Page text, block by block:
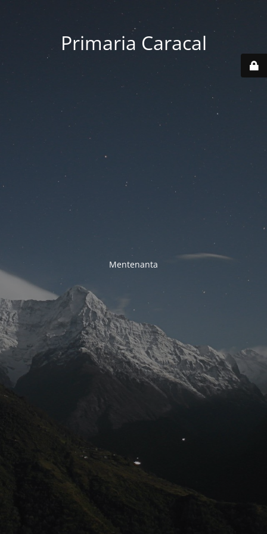
Primaria Caracal
Mentenanta